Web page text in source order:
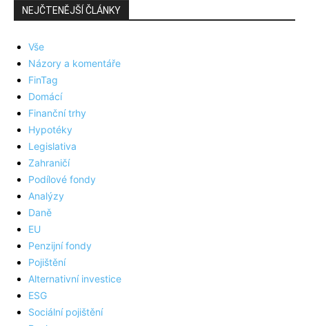
NEJČTENĚJŠÍ ČLÁNKY
Vše
Názory a komentáře
FinTag
Domácí
Finanční trhy
Hypotéky
Legislativa
Zahraničí
Podílové fondy
Analýzy
Daně
EU
Penzijní fondy
Pojištění
Alternativní investice
ESG
Sociální pojištění